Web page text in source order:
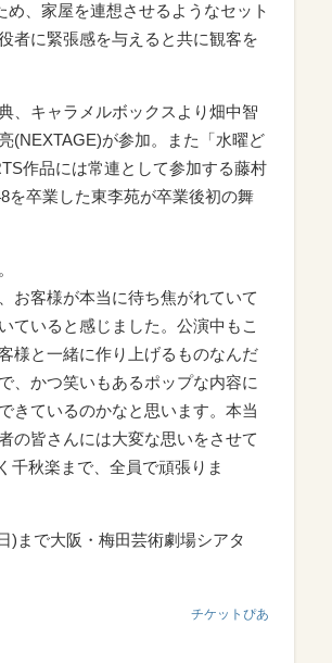
め、家屋を連想させるようなセット
者に緊張感を与えると共に観客を
、キャラメルボックスより畑中智
(NEXTAGE)が参加。また「水曜ど
作品には常連として参加する藤村
を卒業した東李苑が卒業後初の舞
お客様が本当に待ち焦がれていて
ていると感じました。公演中もこ
様と一緒に作り上げるものなんだ
、かつ笑いもあるポップな内容に
きているのかなと思います。本当
の皆さんには大変な思いをさせて
千秋楽まで、全員で頑張りま
)まで大阪・梅田芸術劇場シアタ
チケットぴあ